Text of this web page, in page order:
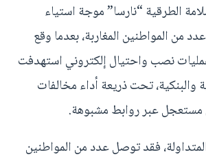
الطرقية “نارسا” موجة استياء
المواطنين المغاربة، بعدما وقع
نصب واحتيال إلكتروني استهدفت
تحت ذريعة أداء مخالفات
عبر روابط مشبوهة.
فقد توصل عدد من المواطنين